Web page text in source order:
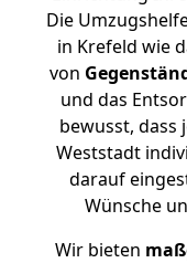
Die
in Krefeld wie
von
und das
bewusst, dass
Weststadt
darauf
Wünsche
Wir bieten